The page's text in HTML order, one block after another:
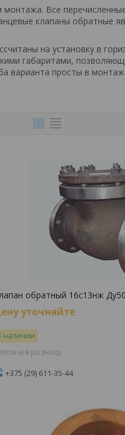
Все
клапаны обратные
на установку в
габаритами,
варианта просты в
обратный 16с13нж
уточняйте
наличии
и в розницу
+375 (29) 611-35-44